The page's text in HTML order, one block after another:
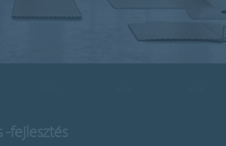
-fejlesztés